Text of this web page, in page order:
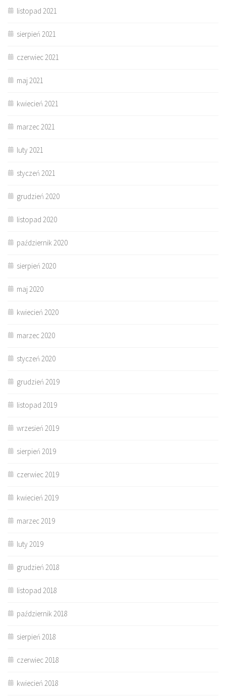
listopad 2021
sierpień 2021
czerwiec 2021
maj 2021
kwiecień 2021
marzec 2021
luty 2021
styczeń 2021
grudzień 2020
listopad 2020
październik 2020
sierpień 2020
maj 2020
kwiecień 2020
marzec 2020
styczeń 2020
grudzień 2019
listopad 2019
wrzesień 2019
sierpień 2019
czerwiec 2019
kwiecień 2019
marzec 2019
luty 2019
grudzień 2018
listopad 2018
październik 2018
sierpień 2018
czerwiec 2018
kwiecień 2018